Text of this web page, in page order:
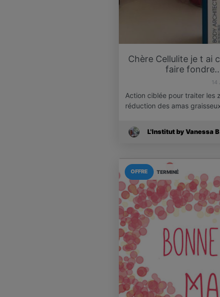
Chère Cellulite je t ai
faire
14
Action ciblée pour traiter les
réduction des amas
L'Institut by Vanessa
TERMINÉ
OFFRE